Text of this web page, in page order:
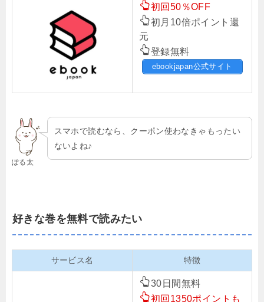
初回50％OFF
初月10倍ポイント還
元
登録無料
ebookjapan公式サイト
ぽる太
スマホで読むなら、クーポン使わなきゃもったい
ないよね♪
好きな巻を無料で読みたい
サービス名 特徴
30日間無料
初回1350ポイントも